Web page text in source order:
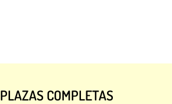
PLAZAS COMPLETAS